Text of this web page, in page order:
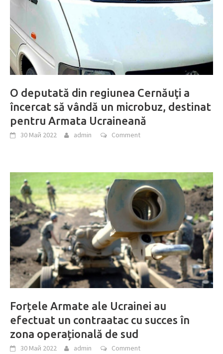
O deputată din regiunea Cernăuţi a
încercat să vândă un microbuz, destinat
pentru Armata Ucraineană
30 Май 2022 admin Comment
Forțele Armate ale Ucrainei au
efectuat un contraatac cu succes în
zona operațională de sud
30 Май 2022 admin Comment